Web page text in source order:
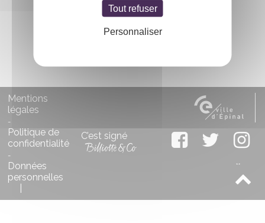
Mentions
légales
-
Politique de
confidentialité
-
Données
personnelles
C’est signé
Tout refuser
Personnaliser